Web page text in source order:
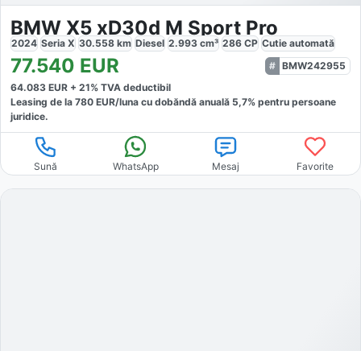
BMW X5 xD30d M Sport Pro
2024 Seria X 30.558 km Diesel 2.993 cm³ 286 CP Cutie automată
77.540 EUR
BMW242955
64.083 EUR + 21% TVA deductibil
Leasing de la 780 EUR/luna cu dobăndă anuală 5,7% pentru persoane
juridice.
Sună WhatsApp Mesaj Favorite